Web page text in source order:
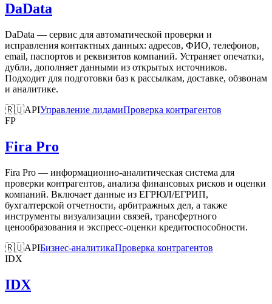
DaData
DaData — сервис для автоматической проверки и
исправления контактных данных: адресов, ФИО, телефонов,
email, паспортов и реквизитов компаний. Устраняет опечатки,
дубли, дополняет данными из открытых источников.
Подходит для подготовки баз к рассылкам, доставке, обзвонам
и аналитике.
🇷🇺APIУправление лидамиПроверка контрагентов
FP
Fira Pro
Fira Pro — информационно-аналитическая система для
проверки контрагентов, анализа финансовых рисков и оценки
компаний. Включает данные из ЕГРЮЛ/ЕГРИП,
бухгалтерской отчетности, арбитражных дел, а также
инструменты визуализации связей, трансфертного
ценообразования и экспресс-оценки кредитоспособности.
🇷🇺APIБизнес-аналитикаПроверка контрагентов
IDX
IDX